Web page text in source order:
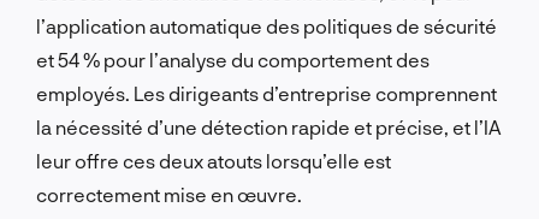
l’application automatique des politiques de sécurité
et 54 % pour l’analyse du comportement des
employés. Les dirigeants d’entreprise comprennent
la nécessité d’une détection rapide et précise, et l’IA
leur offre ces deux atouts lorsqu’elle est
correctement mise en œuvre.